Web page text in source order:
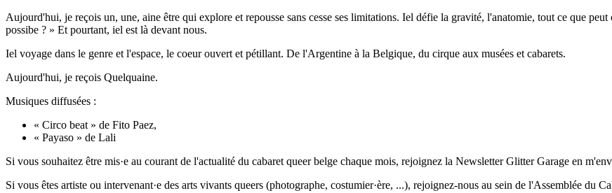
Aujourd'hui, je reçois un, une, aine être qui explore et repousse sans cesse ses limitations. Iel défie la gravité, l'anatomie, tout ce que
possibe ? » Et pourtant, iel est là devant nous.
Iel voyage dans le genre et l'espace, le coeur ouvert et pétillant. De l'Argentine à la Belgique, du cirque aux musées et cabarets.
Aujourd'hui, je reçois Quelquaine.
Musiques diffusées :
« Circo beat » de Fito Paez,
« Payaso » de Lali
Si vous souhaitez être mis·e au courant de l'actualité du cabaret queer belge chaque mois, rejoignez la Newsletter Glitter Garage en
Si vous êtes artiste ou intervenant·e des arts vivants queers (photographe, costumier·ère, ...), rejoignez-nous au sein de l'Assemblée du